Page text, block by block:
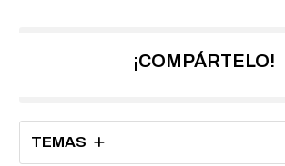
TEMAS
la calidad del aire al eliminar las partículas
y otras sustancias presentes en éste.
¡COMPÁRTELO!